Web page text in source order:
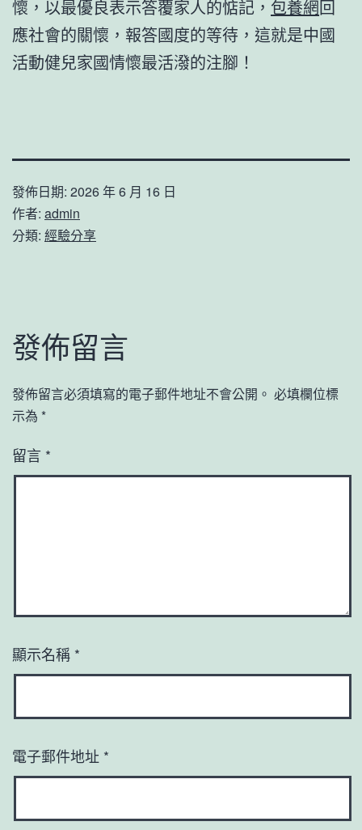
懷，以最優良表示答覆家人的惦記， 包養網回
應社會的關懷，報答國度的等待，這就是中國
活動健兒家國情懷最活潑的注腳！
發佈日期: 2026 年 6 月 16 日
作者: admin
分類: 經驗分享
發佈留言
發佈留言必須填寫的電子郵件地址不會公開。 必填欄位標
示為 *
留言 *
顯示名稱 *
電子郵件地址 *